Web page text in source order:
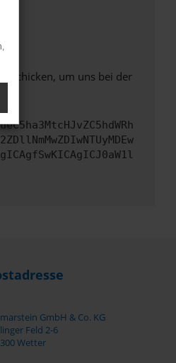
schicken, um uns bei der
GmbH & Co. KG
Feld 2-6
Wetter